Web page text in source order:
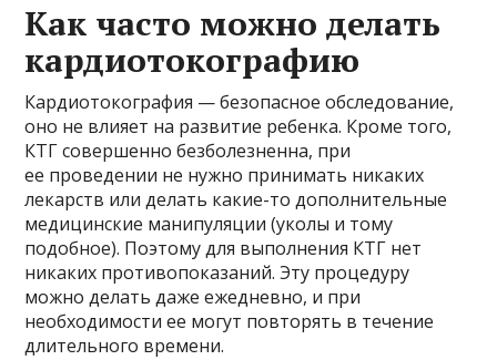
Как часто можно делать
кардиотокографию
Кардиотокография — безопасное обследование,
оно не влияет на развитие ребенка. Кроме того,
КТГ совершенно безболезненна, при
ее проведении не нужно принимать никаких
лекарств или делать какие-то дополнительные
медицинские манипуляции (уколы и тому
подобное). Поэтому для выполнения КТГ нет
никаких противопоказаний. Эту процедуру
можно делать даже ежедневно, и при
необходимости ее могут повторять в течение
длительного времени.